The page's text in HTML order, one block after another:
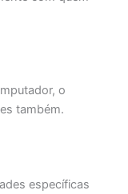
o
também.
específicas